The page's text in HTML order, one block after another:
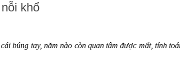
khổ
búng tay, năm nào còn quan tâm được mất, tính